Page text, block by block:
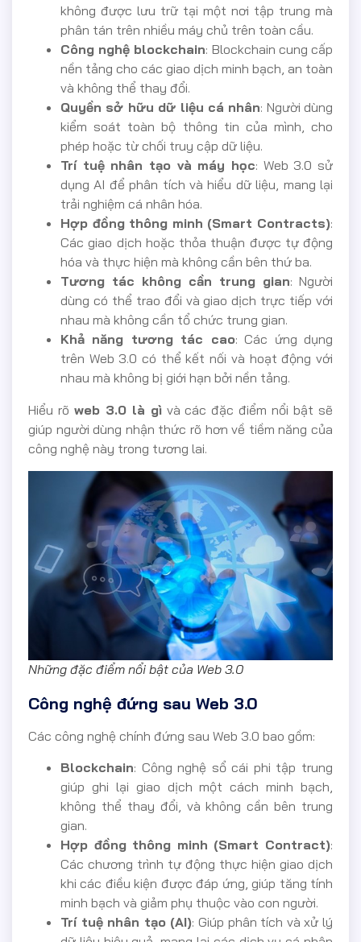
không được lưu trữ tại một nơi tập trung mà
phân tán trên nhiều máy chủ trên toàn cầu.
Công nghệ blockchain: Blockchain cung cấp
nền tảng cho các giao dịch minh bạch, an toàn
và không thể thay đổi.
Quyền sở hữu dữ liệu cá nhân: Người dùng
kiểm soát toàn bộ thông tin của mình, cho
phép hoặc từ chối truy cập dữ liệu.
Trí tuệ nhân tạo và máy học: Web 3.0 sử
dụng AI để phân tích và hiểu dữ liệu, mang lại
trải nghiệm cá nhân hóa.
Hợp đồng thông minh (Smart Contracts):
Các giao dịch hoặc thỏa thuận được tự động
hóa và thực hiện mà không cần bên thứ ba.
Tương tác không cần trung gian: Người
dùng có thể trao đổi và giao dịch trực tiếp với
nhau mà không cần tổ chức trung gian.
Khả năng tương tác cao: Các ứng dụng
trên Web 3.0 có thể kết nối và hoạt động với
nhau mà không bị giới hạn bởi nền tảng.
Hiểu rõ web 3.0 là gìvà các đặc điểm nổi bật sẽ
giúp người dùng nhận thức rõ hơn về tiềm năng của
công nghệ này trong tương lai.
Những đặc điểm nổi bật của Web 3.0
Công nghệ đứng sau Web 3.0
Các công nghệ chính đứng sau Web 3.0 bao gồm:
Blockchain: Công nghệ sổ cái phi tập trung
giúp ghi lại giao dịch một cách minh bạch,
không thể thay đổi, và không cần bên trung
gian.
Hợp đồng thông minh (Smart Contract):
Các chương trình tự động thực hiện giao dịch
khi các điều kiện được đáp ứng, giúp tăng tính
minh bạch và giảm phụ thuộc vào con người.
Trí tuệ nhân tạo (AI): Giúp phân tích và xử lý